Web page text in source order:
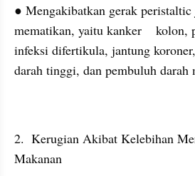
● Mengakibatkan gerak
mematikan, yaitu kanker    kolon,
infeksi difertikula, jantung
darah tinggi, dan pembuluh darah
2.  Kerugian Akibat Kelebihan
Makanan